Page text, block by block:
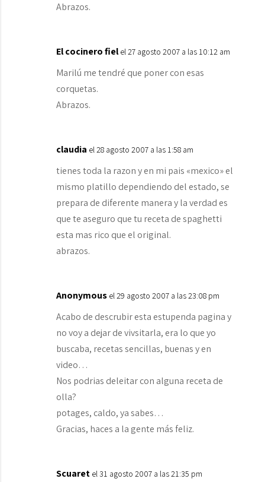
Abrazos.
El cocinero fiel el 27 agosto 2007 a las 10:12 am
Marilú me tendré que poner con esas
corquetas.
Abrazos.
claudia el 28 agosto 2007 a las 1:58 am
tienes toda la razon y en mi pais «mexico» el
mismo platillo dependiendo del estado, se
prepara de diferente manera y la verdad es
que te aseguro que tu receta de spaghetti
esta mas rico que el original.
abrazos.
Anonymous el 29 agosto 2007 a las 23:08 pm
Acabo de descrubir esta estupenda pagina y
no voy a dejar de vivsitarla, era lo que yo
buscaba, recetas sencillas, buenas y en
video…
Nos podrias deleitar con alguna receta de
olla?
potages, caldo, ya sabes…
Gracias, haces a la gente más feliz.
Scuaret el 31 agosto 2007 a las 21:35 pm